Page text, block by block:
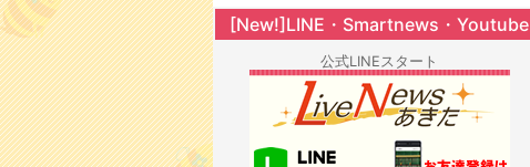
[New!]LINE・Smartnews・Youtube
公式LINEスタート